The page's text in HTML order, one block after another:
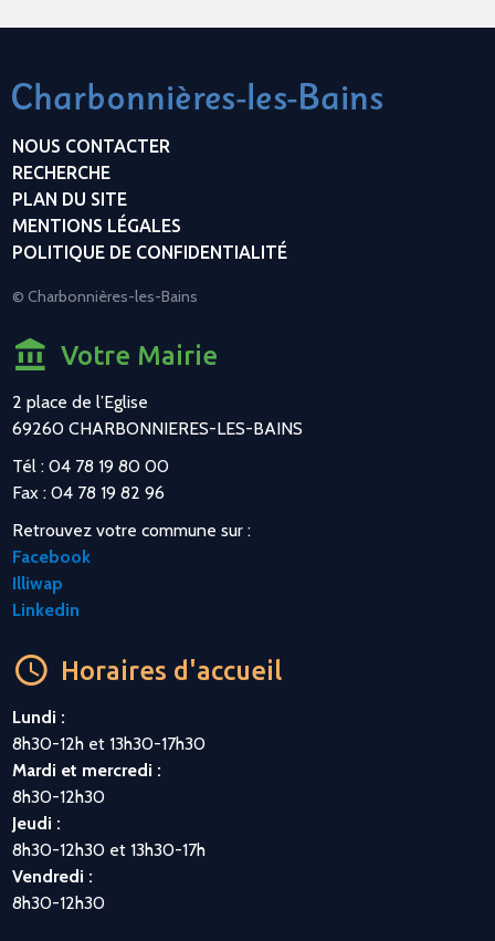
NOUS CONTACTER
RECHERCHE
PLAN DU SITE
MENTIONS LÉGALES
POLITIQUE DE CONFIDENTIALITÉ
© Charbonnières-les-Bains
Votre Mairie
2 place de l’Eglise
69260 CHARBONNIERES-LES-BAINS
Tél : 04 78 19 80 00
Fax : 04 78 19 82 96
Retrouvez votre commune sur :
Facebook
Illiwap
Linkedin
Horaires d'accueil
Lundi :
8h30-12h et 13h30-17h30
Mardi et mercredi :
8h30-12h30
Jeudi :
8h30-12h30 et 13h30-17h
Vendredi :
8h30-12h30